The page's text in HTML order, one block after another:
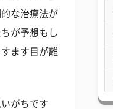
な治療法が
が予想もし
ます目が離
がちです